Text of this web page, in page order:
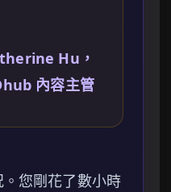
Hu，
內容主管
您剛花了數小時